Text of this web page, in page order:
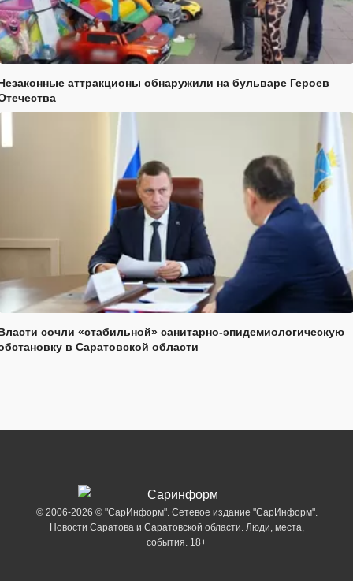
аттракционы обнаружили на бульваре Героев
сочли «стабильной» санитарно-эпидемиологическую
в Саратовской области
© 2006-2026 © "СарИнформ". Сетевое издание "СарИнформ".
Новости Саратова и Саратовской области. Люди, места,
события. 18+